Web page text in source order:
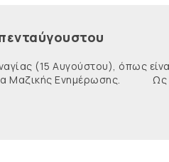
(15 Αυγούστου), όπως είναι
Μαζικής Ενημέρωσης. Ως εκ